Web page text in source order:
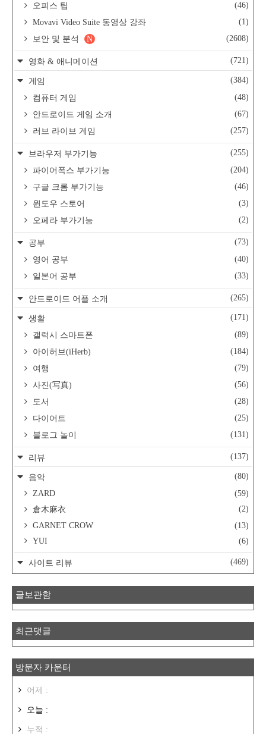
오피스 팁
(46)
Movavi Video Suite 동영상 강좌
(1)
보안 및 분석
(2608)
N
영화 & 애니메이션 (721)
게임
(384)
컴퓨터 게임
(48)
안드로이드 게임 소개
(67)
러브 라이브 게임
(257)
브라우저 부가기능
(255)
파이어폭스 부가기능
(204)
구글 크롬 부가기능
(46)
윈도우 스토어
(3)
오페라 부가기능
(2)
공부
(73)
영어 공부
(40)
일본어 공부
(33)
안드로이드 어플 소개 (265)
생활
(171)
갤럭시 스마트폰
(89)
아이허브(iHerb)
(184)
여행
(79)
사진(写真)
(56)
도서
(28)
다이어트
(25)
블로그 놀이
(131)
리뷰 (137)
음악
(80)
ZARD
(59)
倉木麻衣
(2)
GARNET CROW
(13)
YUI
(6)
사이트 리뷰 (469)
글보관함
최근댓글
방문자 카운터
어제 :
오늘 :
누적 :